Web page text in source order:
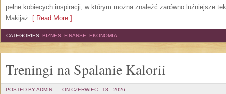
pełne kobiecych inspiracji, w którym można znaleźć zarówno luźniejsze
Makijaż [ Read More ]
CATEGORIES: BIZNES, FINANSE, EKONOMIA
Treningi na Spalanie Kalorii
POSTED BY ADMIN ON CZERWIEC - 18 - 2026